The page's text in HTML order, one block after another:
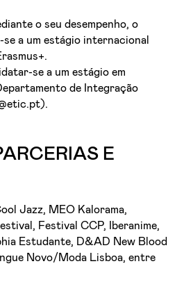
o seu desempenho, o
a um estágio internacional
se a um estágio em
de Integração
E
Jazz, MEO Kalorama,
Festival CCP, Iberanime,
Estudante, D&AD New Blood
Novo/Moda Lisboa, entre